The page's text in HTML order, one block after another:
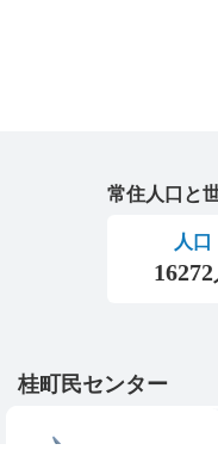
桂町民センター